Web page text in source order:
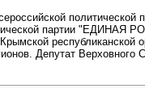
партии "ЕДИНАЯ
республиканской
Депутат Верховного